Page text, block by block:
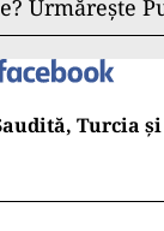
Urmărește
Turcia